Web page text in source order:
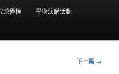
榮譽榜 學術演講活動
下一篇 →